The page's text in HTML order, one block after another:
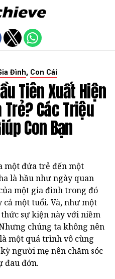
Đình, Con Cái
Tiên Xuất Hiện
Các Triệu
Con Bạn
một đứa trẻ đến một
là hầu như ngày quan
một gia đình trong đó
một tuổi. Và, như một
sự kiện này với niềm
chúng ta không nên
một quá trình vô cùng
người mẹ nên chăm sóc
đau đớn.